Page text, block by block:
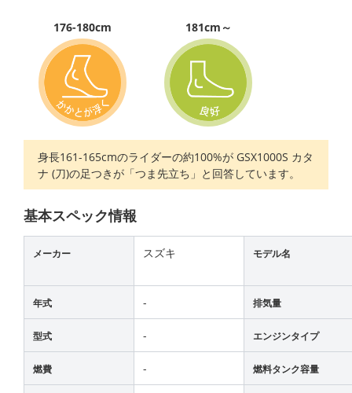
176-180cm 181cm～
身長161-165cmのライダーの約100%が GSX1000S カタ
ナ (刀)の足つきが「つま先立ち」と回答しています。
基本スペック情報
メーカー スズキ モデル名
年式 - 排気量
型式 - エンジンタイプ
燃費 - 燃料タンク容量